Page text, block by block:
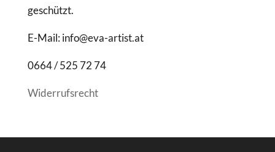
geschützt.
E-Mail: info@eva-artist.at
0664 / 525 72 74
Widerrufsrecht